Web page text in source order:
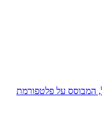
המבוסס על פלטפורמת